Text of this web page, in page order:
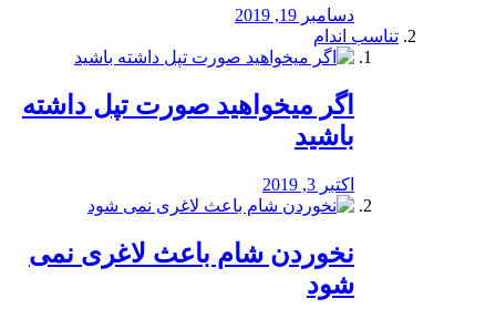
دسامبر 19, 2019
تناسب اندام
اگر میخواهید صورت تپل داشته
باشید
اکتبر 3, 2019
نخوردن شام باعث لاغری نمی
‌شود